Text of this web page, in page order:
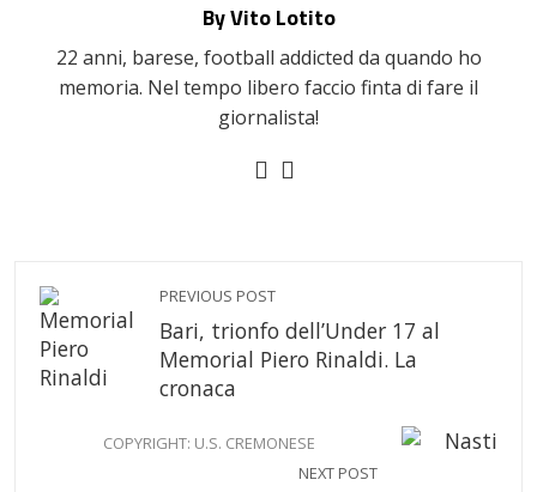
By Vito Lotito
22 anni, barese, football addicted da quando ho
memoria. Nel tempo libero faccio finta di fare il
giornalista!
PREVIOUS POST
Bari, trionfo dell’Under 17 al
Memorial Piero Rinaldi. La
cronaca
COPYRIGHT: U.S. CREMONESE
NEXT POST